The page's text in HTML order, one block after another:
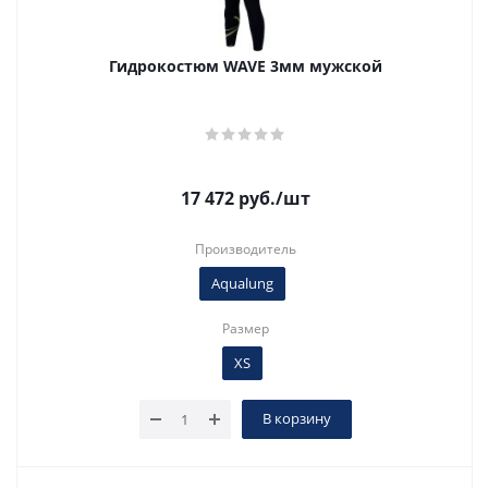
Гидрокостюм WAVE 3мм мужской
17 472руб./шт
Производитель
Aqualung
Размер
XS
В корзину